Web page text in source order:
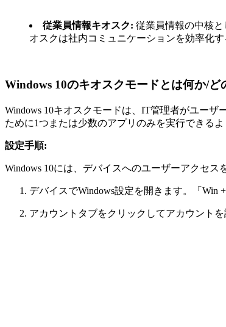
従業員情報キオスク: 従業員情報の中核
オスクは社内コミュニケーションを効率化す
Windows 10のキオスクモードとは何か/ど
Windows 10キオスクモードは、IT管理者がユー
ために1つまたは少数のアプリのみを実行できる
設定手順:
Windows 10には、デバイスへのユーザーアクセ
デバイスでWindows設定を開きます。「Win
アカウントタブをクリックしてアカウントを